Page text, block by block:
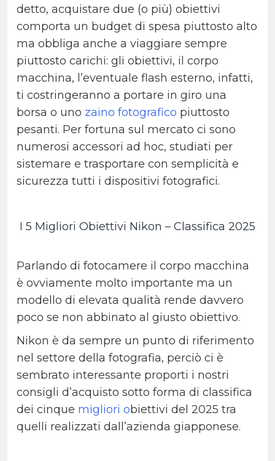
detto, acquistare due (o più) obiettivi
comporta un budget di spesa piuttosto alto
ma obbliga anche a viaggiare sempre
piuttosto carichi: gli obiettivi, il corpo
macchina, l’eventuale flash esterno, infatti,
ti costringeranno a portare in giro una
borsa o uno zaino fotografico piuttosto
pesanti. Per fortuna sul mercato ci sono
numerosi accessori ad hoc, studiati per
sistemare e trasportare con semplicità e
sicurezza tutti i dispositivi fotografici.
I 5 Migliori Obiettivi Nikon – Classifica 2025
Parlando di fotocamere il corpo macchina
è ovviamente molto importante ma un
modello di elevata qualità rende davvero
poco se non abbinato al giusto obiettivo.
Nikon è da sempre un punto di riferimento
nel settore della fotografia, perciò ci è
sembrato interessante proporti i nostri
consigli d’acquisto sotto forma di classifica
dei cinque migliori obiettivi del 2025 tra
quelli realizzati dall’azienda giapponese.